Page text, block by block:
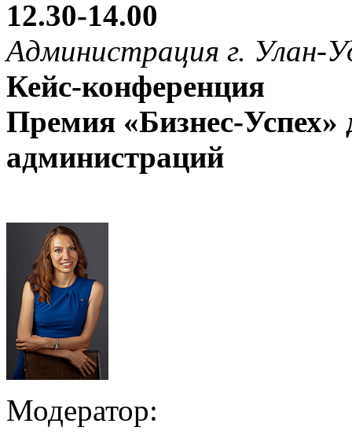
12.30-14.00
Администрация г. Улан-
Кейс-конференция
Премия «Бизнес-
администраций
Модератор: